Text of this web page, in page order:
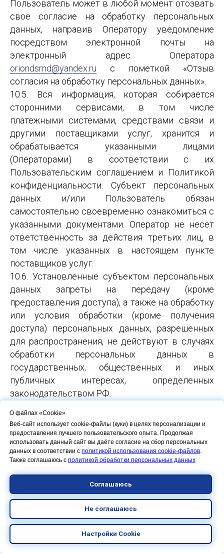
Пользователь может в любой момент отозвать
свое согласие на обработку персональных
данных, направив Оператору уведомление
посредством электронной почты на
электронный адрес Оператора
oriondsrnd@yandex.ru с пометкой «Отзыв
согласия на обработку персональных данных».
10.5. Вся информация, которая собирается
сторонними сервисами, в том числе
платежными системами, средствами связи и
другими поставщиками услуг, хранится и
обрабатывается указанными лицами
(Операторами) в соответствии с их
Пользовательским соглашением и Политикой
конфиденциальности. Субъект персональных
данных и/или Пользователь обязан
самостоятельно своевременно ознакомиться с
указанными документами. Оператор не несет
ответственность за действия третьих лиц, в
том числе указанных в настоящем пункте
поставщиков услуг.
10.6. Установленные субъектом персональных
данных запреты на передачу (кроме
предоставления доступа), а также на обработку
или условия обработки (кроме получения
доступа) персональных данных, разрешенных
для распространения, не действуют в случаях
обработки персональных данных в
государственных, общественных и иных
публичных интересах, определенных
законодательством РФ.
данных обеспечивает конфиденциальность
персональных данных.
10.8. Оператор осуществляет хранение
персональных данных в форме, позволяющей
определить субъекта персональных данных, не
дольше, чем этого требуют цели обработки
персональных данных, если срок хранения
персональных данных не установлен
федеральным законом, договором, стороной
которого, выгодоприобретателем или
поручителем по которому является субъект
О файлах «Cookie»
Веб-сайт использует cookie-файлы (куки) в целях персонализации и
предоставления лучшего пользовательского опыта. Продолжая
использовать данный сайт вы даёте согласие на сбор персональных
данных в соответствии с политикой использования cookie-файлов
Также соглашаюсь с политикой обработки персональных данных
Соглашаюсь
Не соглашаюсь
Настройки Cookie